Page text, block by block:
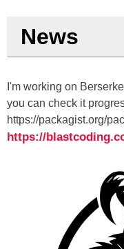
News
I'm working on
you can check it
https://packagist.org/
https://